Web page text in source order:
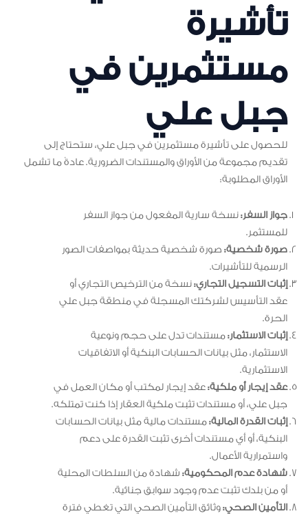
تأشيرة
مستثمرين في
جبل علي
للحصول على تأشيرة مستثمرين في جبل علي، ستحتاج إلى
تقديم مجموعة من الأوراق والمستندات الضرورية. عادةً ما تشمل
الأوراق المطلوبة:
جواز السفر:نسخة سارية المفعول من جواز السفر
للمستثمر.
صورة شخصية: صورة شخصية حديثة بمواصفات الصور
الرسمية للتأشيرات.
إثبات التسجيل التجاري:نسخة من الترخيص التجاري أو
عقد التأسيس لشركتك المسجلة في منطقة جبل علي
الحرة.
إثبات الاستثمار:مستندات تدل على حجم ونوعية
الاستثمار، مثل بيانات الحسابات البنكية أو الاتفاقيات
الاستثمارية.
عقد إيجار أو ملكية:عقد إيجار لمكتب أو مكان العمل في
جبل علي، أو مستندات تثبت ملكية العقار إذا كنت تمتلكه.
إثبات القدرة المالية:مستندات مالية مثل بيانات الحسابات
البنكية، أو أي مستندات أخرى تثبت القدرة على دعم
واستمرارية الأعمال.
شهادة عدم المحكومية: شهادة من السلطات المحلية
أو من بلدك تثبت عدم وجود سوابق جنائية.
التأمين الصحي:وثائق التأمين الصحي التي تغطي فترة